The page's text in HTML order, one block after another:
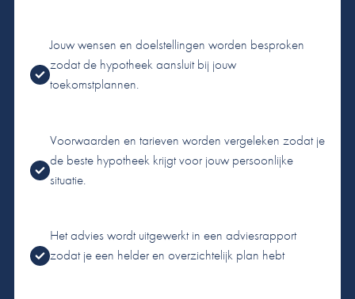
Jouw wensen en doelstellingen worden besproken
zodat de hypotheek aansluit bij jouw
toekomstplannen.
Voorwaarden en tarieven worden vergeleken zodat je
de beste hypotheek krijgt voor jouw persoonlijke
situatie.
Het advies wordt uitgewerkt in een adviesrapport
zodat je een helder en overzichtelijk plan hebt